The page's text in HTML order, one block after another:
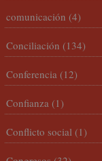
comunicación (4)
Conciliación (134)
Conferencia (12)
Confianza (1)
Conflicto social (1)